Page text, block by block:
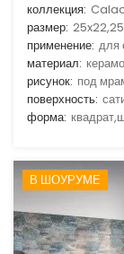
коллекция:
размер:
применение: для
материал:
рисунок: под
поверхность:
форма:
В ШОУРУМЕ